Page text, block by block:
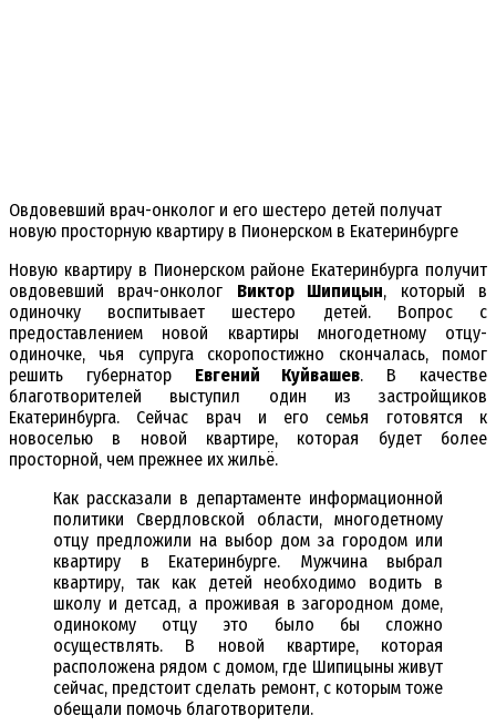
Овдовевший врач-онколог и его шестеро детей получат
новую просторную квартиру в Пионерском в Екатеринбурге
Новую квартиру в Пионерском районе Екатеринбурга получит
овдовевший врач-онколог Виктор Шипицын, который в
одиночку воспитывает шестеро детей. Вопрос с
предоставлением новой квартиры многодетному отцу-
одиночке, чья супруга скоропостижно скончалась, помог
решить губернатор Евгений Куйвашев. В качестве
благотворителей выступил один из застройщиков
Екатеринбурга. Сейчас врач и его семья готовятся к
новоселью в новой квартире, которая будет более
просторной, чем прежнее их жильё.
Как рассказали в департаменте информационной
политики Свердловской области, многодетному
отцу предложили на выбор дом за городом или
квартиру в Екатеринбурге. Мужчина выбрал
квартиру, так как детей необходимо водить в
школу и детсад, а проживая в загородном доме,
одинокому отцу это было бы сложно
осуществлять. В новой квартире, которая
расположена рядом с домом, где Шипицыны живут
сейчас, предстоит сделать ремонт, с которым тоже
обещали помочь благотворители.